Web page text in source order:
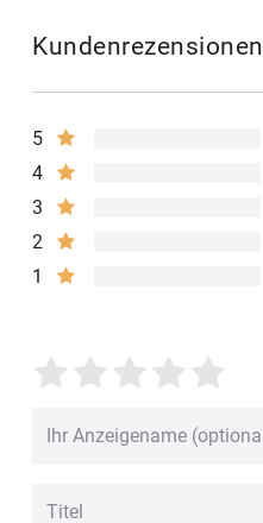
Kundenrezensionen
5
4
3
2
1